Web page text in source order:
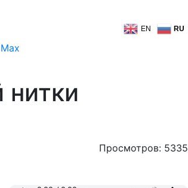
EN RU
нитки
Просмотров: 5335